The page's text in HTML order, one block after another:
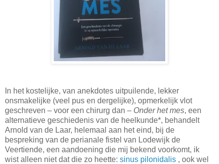
In het kostelijke, van anekdotes uitpuilende, lekker
onsmakelijke (veel pus en dergelijke), opmerkelijk vlot
geschreven – voor een chirurg dan – Onder het mes, een
alternatieve geschiedenis van de heelkunde*, behandelt
Arnold van de Laar, helemaal aan het eind, bij de
bespreking van de perianale fistel van Lodewijk de
Veertiende, een aandoening die mij bekend voorkomt, ik
wist alleen niet dat die zo heette: sinus pilonidalis , ook wel